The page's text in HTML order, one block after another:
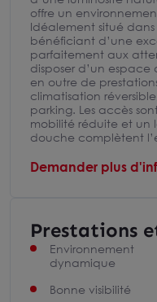
offre un
Idéalement situé
bénéficiant d’une
parfaitement aux
disposer d’un espace
en outre de
climatisation
parking. Les accès
mobilité réduite et un
douche complètent
Demander plus
Prestations
Environnement
dynamique
Bonne visibilité